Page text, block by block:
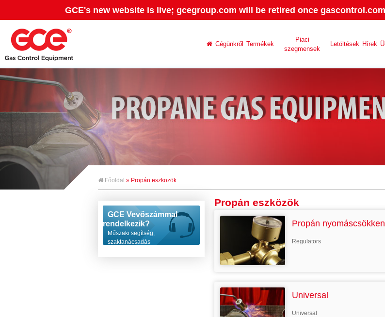
GCE's new website is live; gcegroup.com will be retired once
Cégünkről Termékek
Piaci
szegmensek
Letöltések Hírek
Főoldal » Propán eszközök
GCE Vevőszámmal
rendelkezik?
Műszaki segítség,
szaktanácsadás
Propán eszközök
Propán
Regulators
Universal
Universal